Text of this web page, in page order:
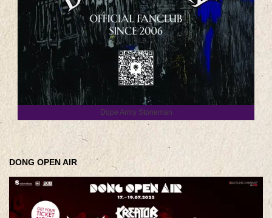
Dope Army Stoneman
DONG OPEN AIR